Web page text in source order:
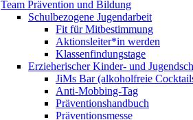
Team Prävention und Bildung
Schulbezogene Jugendarbeit
Fit für Mitbestimmung
Aktionsleiter*in werden
Klassenfindungstage
Erzieherischer Kinder- und
JiMs Bar (alkoholfreie
Anti-Mobbing-Tag
Präventionshandbuch
Präventionsmesse